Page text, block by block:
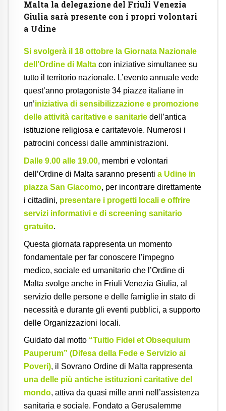
Malta la delegazione del Friuli Venezia
Giulia sarà presente con i propri volontari
a Udine
Si svolgerà il 18 ottobre la Giornata Nazionale
dell’Ordine di Malta con iniziative simultanee su
tutto il territorio nazionale. L’evento annuale vede
quest’anno protagoniste 34 piazze italiane in
un’iniziativa di sensibilizzazione e promozione
delle attività caritative e sanitarie dell’antica
istituzione religiosa e caritatevole. Numerosi i
patrocini concessi dalle amministrazioni.
Dalle 9.00 alle 19.00, membri e volontari
dell’Ordine di Malta saranno presenti a Udine in
piazza San Giacomo, per incontrare direttamente
i cittadini, presentare i progetti locali e offrire
servizi informativi e di screening sanitario
gratuito.
Questa giornata rappresenta un momento
fondamentale per far conoscere l’impegno
medico, sociale ed umanitario che l’Ordine di
Malta svolge anche in Friuli Venezia Giulia, al
servizio delle persone e delle famiglie in stato di
necessità e durante gli eventi pubblici, a supporto
delle Organizzazioni locali.
Guidato dal motto “Tuitio Fidei et Obsequium
Pauperum” (Difesa della Fede e Servizio ai
Poveri), il Sovrano Ordine di Malta rappresenta
una delle più antiche istituzioni caritative del
mondo, attiva da quasi mille anni nell’assistenza
sanitaria e sociale. Fondato a Gerusalemme